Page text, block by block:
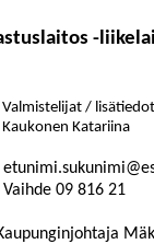
-
Valmistelijat /
Kaukonen Katariina
Vaihde 09 816 21